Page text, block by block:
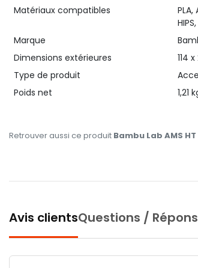
Matériaux compatibles
Marque
Dimensions extérieures
114
Type de produit
Poids net
1,21
Retrouver aussi ce produit Bambu Lab AMS HT
Avis clientsQuestions /